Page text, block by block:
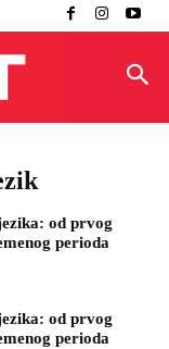
od prvog
perioda
od prvog
perioda